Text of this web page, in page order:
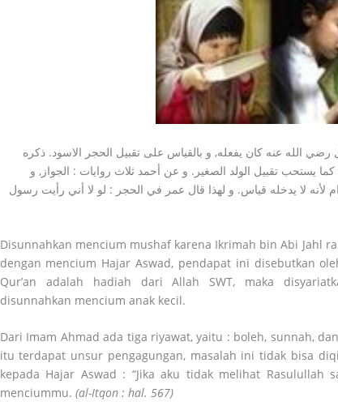
الله عنه كان يفعله, و بالقياس على تقبيل الحجر الاسود. ذكره
يستحب تقبيل الولد الصغير. و عن أحمد ثلاث روايات : الجواز, و
لأنه لا يدخله قياس. و لهذا قال عمر في الحجر : لو لا أني رأيت رسول
Disunnahkan mencium mushaf karena Ikrimah bin Abi Jahl
dengan mencium Hajar Aswad, pendapat ini disebutkan
Qur’an adalah hadiah dari Allah SWT, maka
disunnahkan mencium anak kecil.
Dari Imam Ahmad ada tiga riyawat, yaitu : boleh, sunnah,
itu terdapat unsur pengagungan, masalah ini tidak bisa
kepada Hajar Aswad : “Jika aku tidak melihat Rasulullah
menciummu. (al-Itqon : hal. 567)